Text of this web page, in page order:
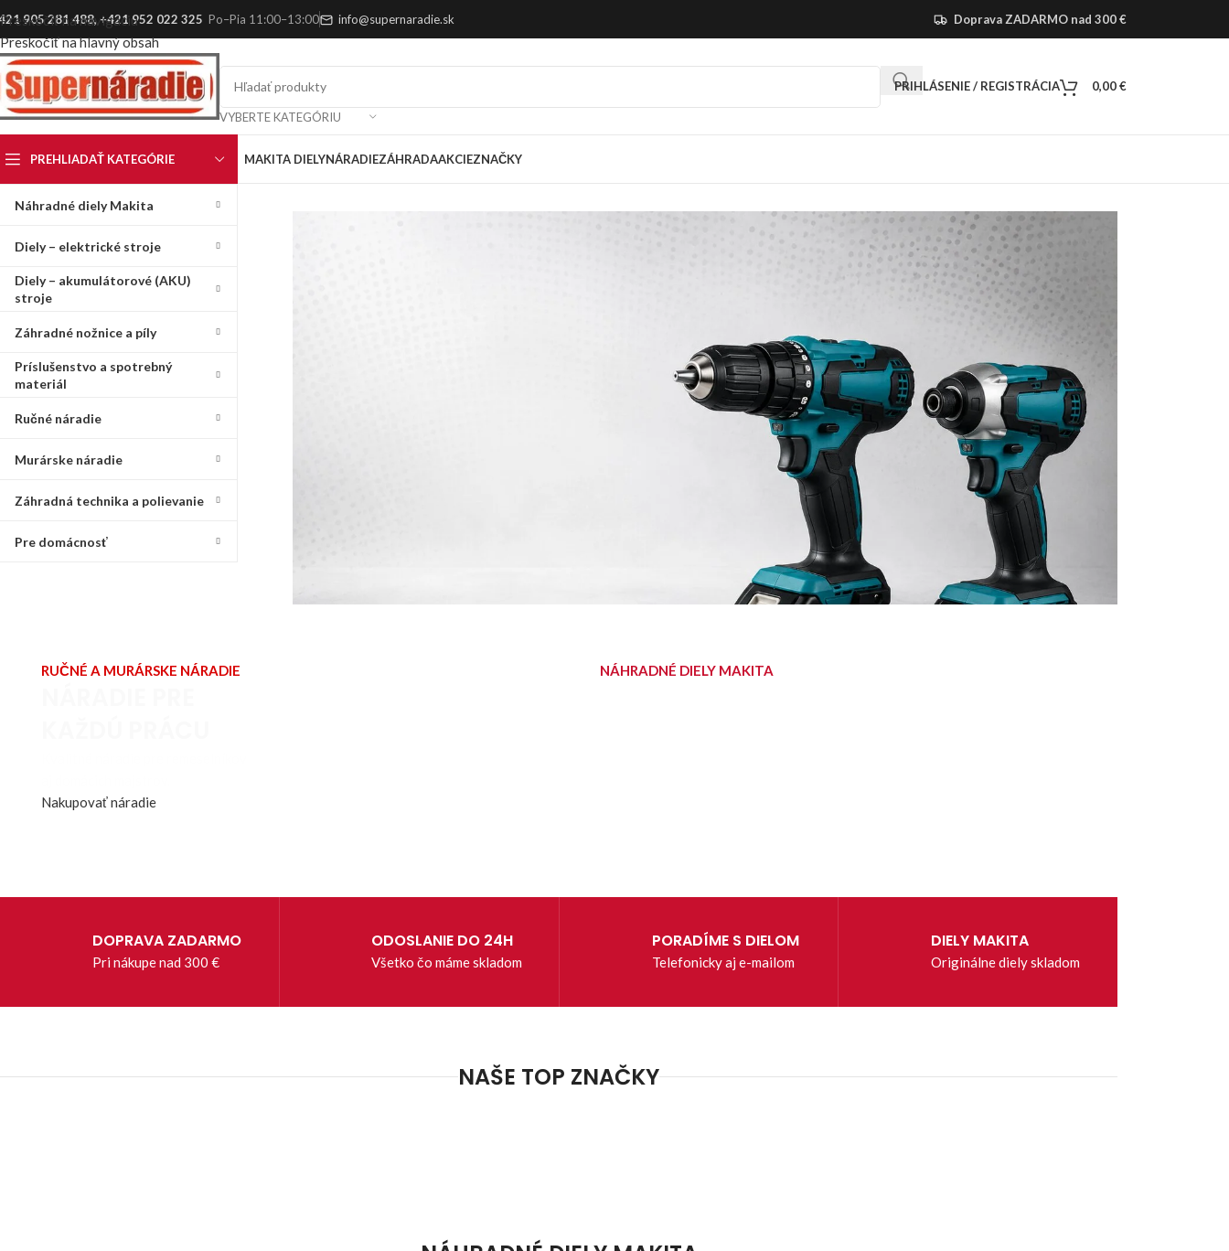
Preskočiť na navigáciu
Preskočiť na hlavný obsah
905 281 488,+421 952 022 325 Po–Pia 11:00–13:00 info@supernaradie.sk Doprava ZADARMO nad 300 €
VYBERTE KATEGÓRIU
PRIHLÁSENIE / REGISTRÁCIA 0,00€
PREHLIADAŤ KATEGÓRIE
Náhradné diely Makita
Diely – elektrické stroje
Diely – akumulátorové (AKU)
stroje
Záhradné nožnice a píly
Príslušenstvo a spotrebný
materiál
Ručné náradie
Murárske náradie
Záhradná technika a polievanie
Pre domácnosť
MAKITA DIELYNÁRADIEZÁHRADAAKCIEZNAČKY
RUČNÉ A MURÁRSKE NÁRADIE
Nakupovať náradie
NÁHRADNÉ DIELY MAKITA
DOPRAVA ZADARMO
Pri nákupe nad 300 €
ODOSLANIE DO 24H
Všetko čo máme skladom
PORADÍME S DIELOM
Telefonicky aj e-mailom
DIELY MAKITA
Originálne diely skladom
NAŠE TOP ZNAČKY